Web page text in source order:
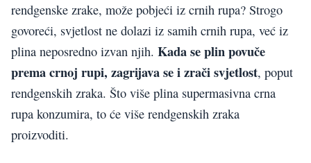
rendgenske zrake, može pobjeći iz crnih rupa? Strogo
govoreći, svjetlost ne dolazi iz samih crnih rupa, već iz
plina neposredno izvan njih. Kada se plin povuče
prema crnoj rupi, zagrijava se i zrači svjetlost, poput
rendgenskih zraka. Što više plina supermasivna crna
rupa konzumira, to će više rendgenskih zraka
proizvoditi.